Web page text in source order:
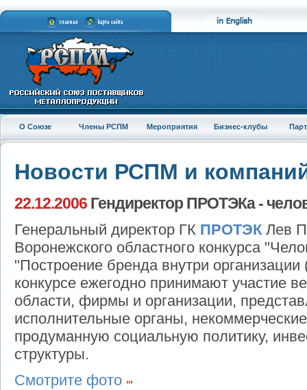
О Союзе Члены РСПМ Мероприятия Бизнес-клубы
Новости РСПМ и
22.12.2006 Гендиректор ПРОТЭКа -
Генеральный директор ГК ПРОТЭКЛев
Воронежского областного конкурса
"Построение бренда внутри
конкурсе ежегодно принимают участие
области, фирмы и организации,
исполнительные органы,
продуманную социальную политику,
структуры.
Смотрите фото